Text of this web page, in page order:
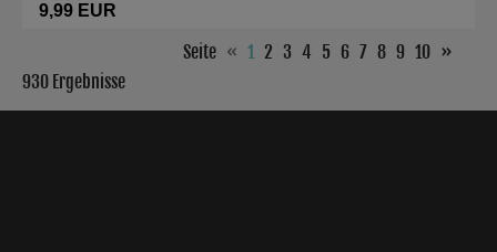
9,99 EUR
Seite « 1 2 3 4 5 6 7 8 9 10 »
930 Ergebnisse